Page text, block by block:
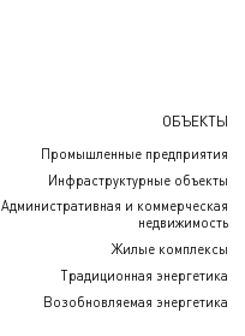
ОБЪЕКТЫ
Промышленные предприятия
Инфраструктурные объекты
Административная и коммерческая
недвижимость
Жилые комплексы
Традиционная энергетика
Возобновляемая энергетика